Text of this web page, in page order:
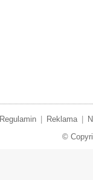
Regulamin Reklama
©